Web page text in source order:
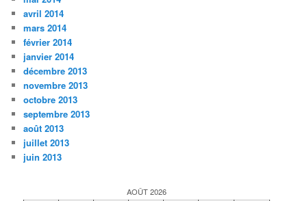
avril 2014
mars 2014
février 2014
janvier 2014
décembre 2013
novembre 2013
octobre 2013
septembre 2013
août 2013
juillet 2013
juin 2013
AOÛT 2026